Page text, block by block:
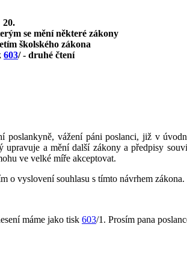
20.
se mění některé zákony
školského zákona
603/ - druhé čtení
poslankyně, vážení páni poslanci, již v
a mění další zákony a předpisy
ve velké míře akceptovat.
o vyslovení souhlasu s tímto návrhem zákona.
máme jako tisk 603/1. Prosím pana